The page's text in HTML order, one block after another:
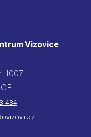
Vizovice
1007
434